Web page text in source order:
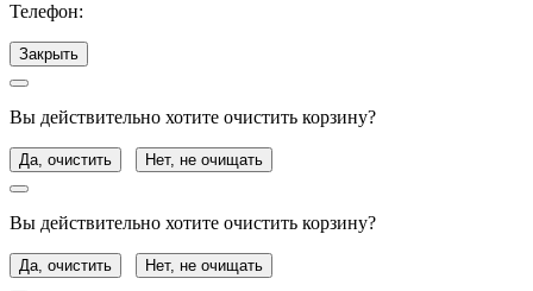
Телефон:
Закрыть
Вы действительно хотите очистить корзину?
Да, очистить Нет, не очищать
Вы действительно хотите очистить корзину?
Да, очистить Нет, не очищать